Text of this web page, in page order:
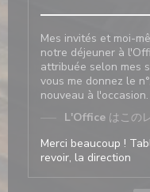
Mes invités et moi-
notre déjeuner à
attribuée selon mes
vous me donnez le
nouveau à
L'Office はこの
Merci beaucoup !
revoir, la direction